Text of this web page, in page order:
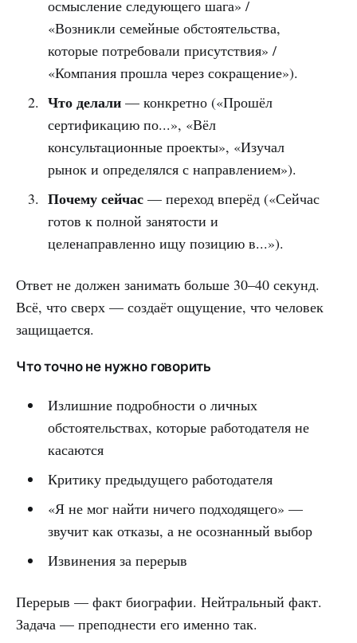
осмысление следующего шага» /
«Возникли семейные обстоятельства,
которые потребовали присутствия» /
«Компания прошла через сокращение»).
Что делали— конкретно («Прошёл
сертификацию по...», «Вёл
консультационные проекты», «Изучал
рынок и определялся с направлением»).
Почему сейчас— переход вперёд («Сейчас
готов к полной занятости и
целенаправленно ищу позицию в...»).
Ответ не должен занимать больше 30–40 секунд.
Всё, что сверх — создаёт ощущение, что человек
защищается.
Что точно не нужно говорить
Излишние подробности о личных
обстоятельствах, которые работодателя не
касаются
Критику предыдущего работодателя
«Я не мог найти ничего подходящего» —
звучит как отказы, а не осознанный выбор
Извинения за перерыв
Перерыв — факт биографии. Нейтральный факт.
Задача — преподнести его именно так.